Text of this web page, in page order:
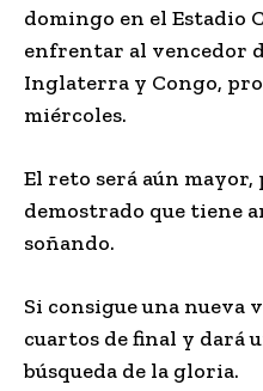
domingo en el Estadio
enfrentar al vencedor
Inglaterra y Congo,
miércoles.
El reto será aún
demostrado que tiene
soñando.
Si consigue una nueva
cuartos de final y dará
búsqueda de la gloria.